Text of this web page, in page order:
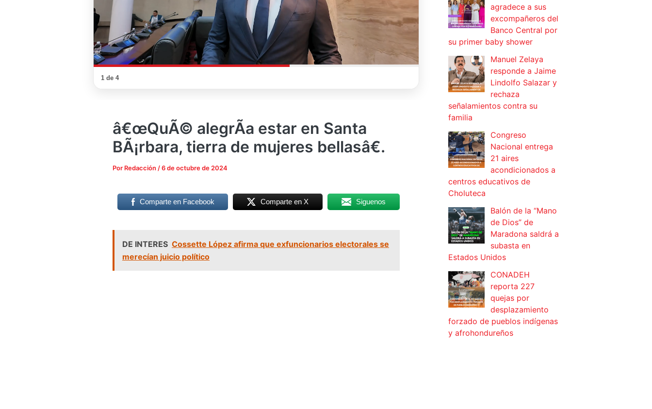
1 de 4
â€œQuÃ© alegrÃ­a estar en Santa
BÃ¡rbara, tierra de mujeres bellasâ€.
Por Redacción /6 de octubre de 2024
Comparte en Facebook Comparte en X Siguenos
DE INTERES Cossette López afirma que exfuncionarios electorales se
merecían juicio político
agradece a sus
excompañeros del
Banco Central por
su primer baby shower
Manuel Zelaya
responde a Jaime
Lindolfo Salazar y
rechaza
señalamientos contra su
familia
Congreso
Nacional entrega
21 aires
acondicionados a
centros educativos de
Choluteca
Balón de la “Mano
de Dios” de
Maradona saldrá a
subasta en
Estados Unidos
CONADEH
reporta 227
quejas por
desplazamiento
forzado de pueblos indígenas
y afrohondureños